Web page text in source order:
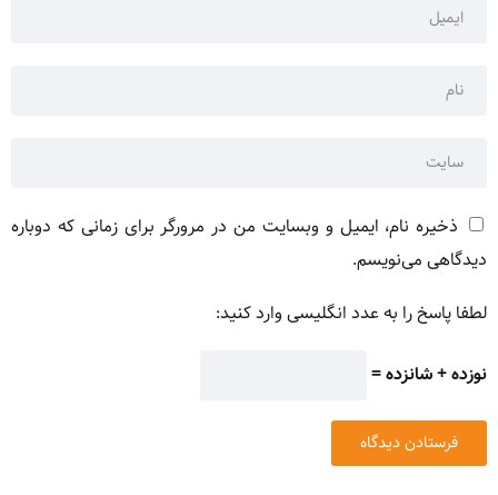
ذخیره نام، ایمیل و وبسایت من در مرورگر برای زمانی که دوباره
دیدگاهی می‌نویسم.
لطفا پاسخ را به عدد انگلیسی وارد کنید:
نوزده + شانزده =